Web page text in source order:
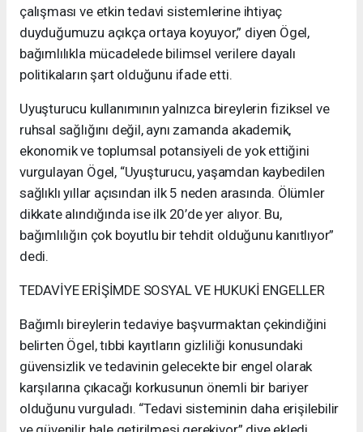
çalışması ve etkin tedavi sistemlerine ihtiyaç
duyduğumuzu açıkça ortaya koyuyor,” diyen Ögel,
bağımlılıkla mücadelede bilimsel verilere dayalı
politikaların şart olduğunu ifade etti.
Uyuşturucu kullanımının yalnızca bireylerin fiziksel ve
ruhsal sağlığını değil, aynı zamanda akademik,
ekonomik ve toplumsal potansiyeli de yok ettiğini
vurgulayan Ögel, “Uyuşturucu, yaşamdan kaybedilen
sağlıklı yıllar açısından ilk 5 neden arasında. Ölümler
dikkate alındığında ise ilk 20’de yer alıyor. Bu,
bağımlılığın çok boyutlu bir tehdit olduğunu kanıtlıyor”
dedi.
TEDAVİYE ERİŞİMDE SOSYAL VE HUKUKİ ENGELLER
Bağımlı bireylerin tedaviye başvurmaktan çekindiğini
belirten Ögel, tıbbi kayıtların gizliliği konusundaki
güvensizlik ve tedavinin gelecekte bir engel olarak
karşılarına çıkacağı korkusunun önemli bir bariyer
olduğunu vurguladı. “Tedavi sisteminin daha erişilebilir